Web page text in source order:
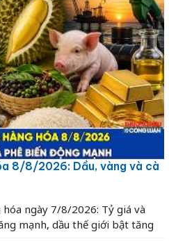
8/8/2026: Dầu, vàng và cà
ngày 7/8/2026: Tỷ giá và
mạnh, dầu thế giới bật tăng